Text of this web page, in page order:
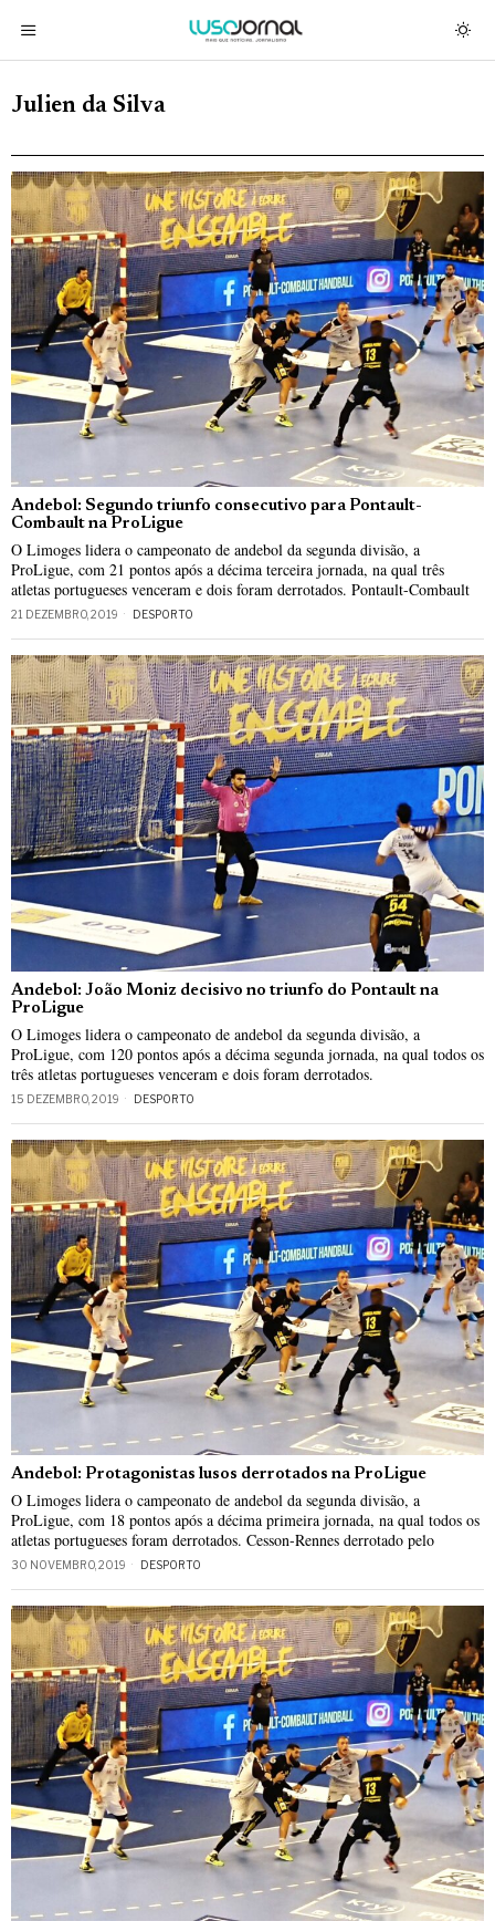
Julien da Silva
Andebol: Segundo triunfo consecutivo para Pontault-
Combault na ProLigue
O Limoges lidera o campeonato de andebol da segunda divisão, a
ProLigue, com 21 pontos após a décima terceira jornada, na qual três
atletas portugueses venceram e dois foram derrotados. Pontault-Combault
21 DEZEMBRO, 2019 DESPORTO
Andebol: João Moniz decisivo no triunfo do Pontault na
ProLigue
O Limoges lidera o campeonato de andebol da segunda divisão, a
ProLigue, com 120 pontos após a décima segunda jornada, na qual todos os
três atletas portugueses venceram e dois foram derrotados.
15 DEZEMBRO, 2019 DESPORTO
Andebol: Protagonistas lusos derrotados na ProLigue
O Limoges lidera o campeonato de andebol da segunda divisão, a
ProLigue, com 18 pontos após a décima primeira jornada, na qual todos os
atletas portugueses foram derrotados. Cesson-Rennes derrotado pelo
30 NOVEMBRO, 2019 DESPORTO